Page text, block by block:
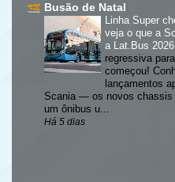
Busão de Natal
Linha Super
veja o que a
a Lat.Bus 2026
regressiva
começou!
lançamentos
Scania — os novos chassis
um ônibus u...
Há 5 dias